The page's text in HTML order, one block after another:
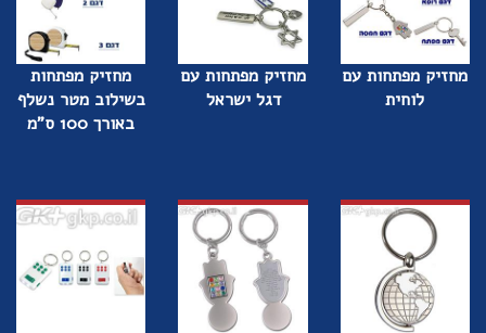
מחזיק מפתחות עם
לוחית
מחזיק מפתחות עם
דגל ישראל
מחזיק מפתחות
בשילוב מטר נשלף
באורך 100 ס"מ